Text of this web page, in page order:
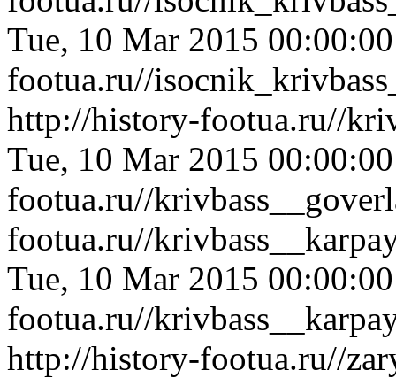
Tue, 10 Mar 2015
footua.ru//
http://history-footua.ru//
Tue, 10 Mar 2015
footua.ru//
footua.ru//
Tue, 10 Mar 2015
footua.ru//
http://history-footua.ru//